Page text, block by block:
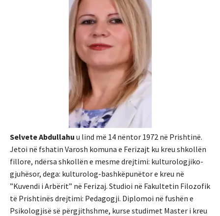
Selvete Abdullahu u lind më 14 nëntor 1972 në Prishtinë.
Jetoi në fshatin Varosh komuna e Ferizajt ku kreu shkollën
fillore, ndërsa shkollën e mesme drejtimi: kulturologjiko-
gjuhësor, dega: kulturolog-bashkëpunëtor e kreu në
”Kuvendi i Arbërit” në Ferizaj. Studioi në Fakultetin Filozofik
të Prishtinës drejtimi: Pedagogji. Diplomoi në fushën e
Psikologjisë së përgjithshme, kurse studimet Master i kreu